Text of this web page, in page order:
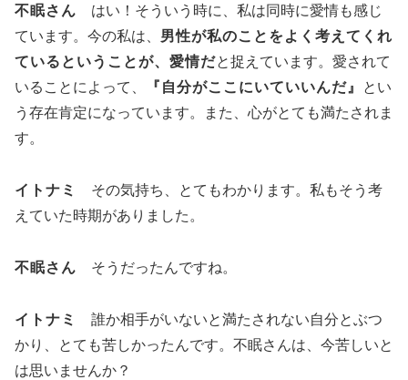
不眠さん はい！そういう時に、私は同時に愛情も感じ
ています。今の私は、 男性が私のことをよく考えてくれ
ているということが、愛情だと捉えています。愛されて
いることによって、
『自分がここにいていいんだ』
とい
う存在肯定になっています。また、心がとても満たされま
す。
イトナミ
その気持ち、とてもわかります。私もそう考
えていた時期がありました。
不眠さん そうだったんですね。
イトナミ
誰か相手がいないと満たされない自分とぶつ
かり、とても苦しかったんです。不眠さんは、今苦しいと
は思いませんか？